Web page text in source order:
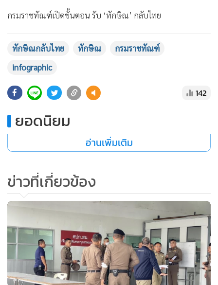
ชุมชน-คุณภาพชีวิต
• อาชญากรรม
• Motoring
เกม
วิทยาศาสตร์
• หุ้น
• กองทุนรวม
• News1
• Gotomanager
กรมราชทัณฑ์เปิดขั้นตอน รับ ‘ทักษิณ’ กลับไทย
ทักษิณกลับไทย ทักษิณ
กรมราชทัณฑ์
infographic
142
ยอดนิยม
อ่านเพิ่มเติม
ข่าวที่เกี่ยวข้อง